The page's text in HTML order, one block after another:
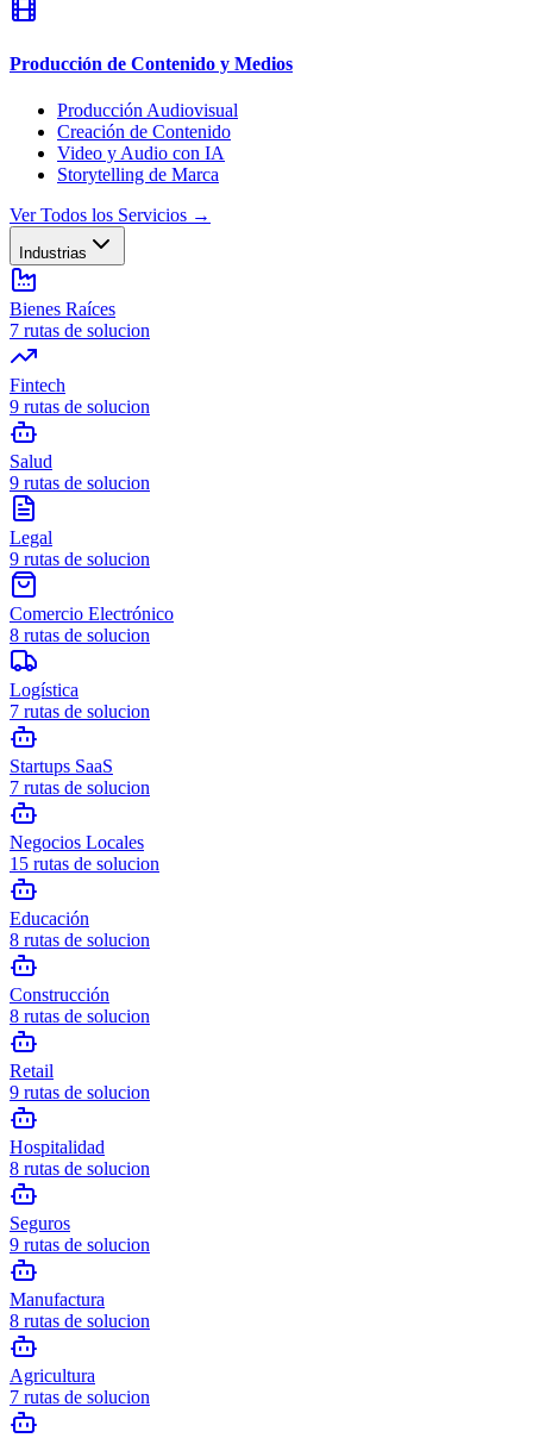
Producción de Contenido y Medios
Producción Audiovisual
Creación de Contenido
Video y Audio con IA
Storytelling de Marca
Ver Todos los Servicios →
Industrias
Bienes Raíces
7 rutas de solucion
Fintech
9 rutas de solucion
Salud
9 rutas de solucion
Legal
9 rutas de solucion
Comercio Electrónico
8 rutas de solucion
Logística
7 rutas de solucion
Startups SaaS
7 rutas de solucion
Negocios Locales
15 rutas de solucion
Educación
8 rutas de solucion
Construcción
8 rutas de solucion
Retail
9 rutas de solucion
Hospitalidad
8 rutas de solucion
Seguros
9 rutas de solucion
Manufactura
8 rutas de solucion
Agricultura
7 rutas de solucion